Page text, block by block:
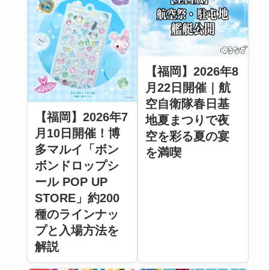
【福岡】2026年7
月10日開催！博
多マルイ「ボン
ボンドロップシ
ール POP UP
STORE」約200
種のラインナッ
プと入場方法を
解説
【福岡】2026年8
月22日開催｜航
空自衛隊春日基
地夏まつりで夜
空を彩る夏の宴
を満喫